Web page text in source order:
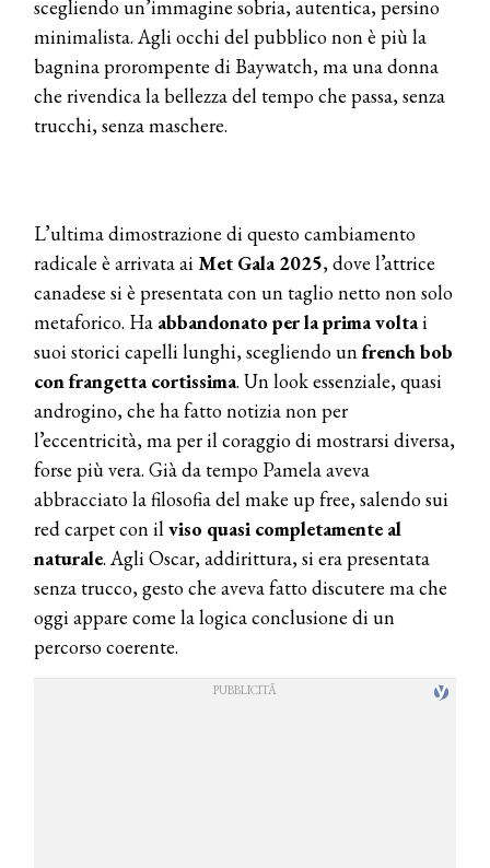
scegliendo un’immagine sobria, autentica, persino
minimalista. Agli occhi del pubblico non è più la
bagnina prorompente di Baywatch, ma una donna
che rivendica la bellezza del tempo che passa, senza
trucchi, senza maschere.
L’ultima dimostrazione di questo cambiamento
radicale è arrivata ai Met Gala 2025, dove l’attrice
canadese si è presentata con un taglio netto non solo
metaforico. Ha abbandonato per la prima voltai
suoi storici capelli lunghi, scegliendo unfrench bob
con frangetta cortissima. Un look essenziale, quasi
androgino, che ha fatto notizia non per
l’eccentricità, ma per il coraggio di mostrarsi diversa,
forse più vera. Già da tempo Pamela aveva
abbracciato la filosofia del make up free, salendo sui
red carpet con ilviso quasi completamente al
naturale. Agli Oscar, addirittura, si era presentata
senza trucco, gesto che aveva fatto discutere ma che
oggi appare come la logica conclusione di un
percorso coerente.